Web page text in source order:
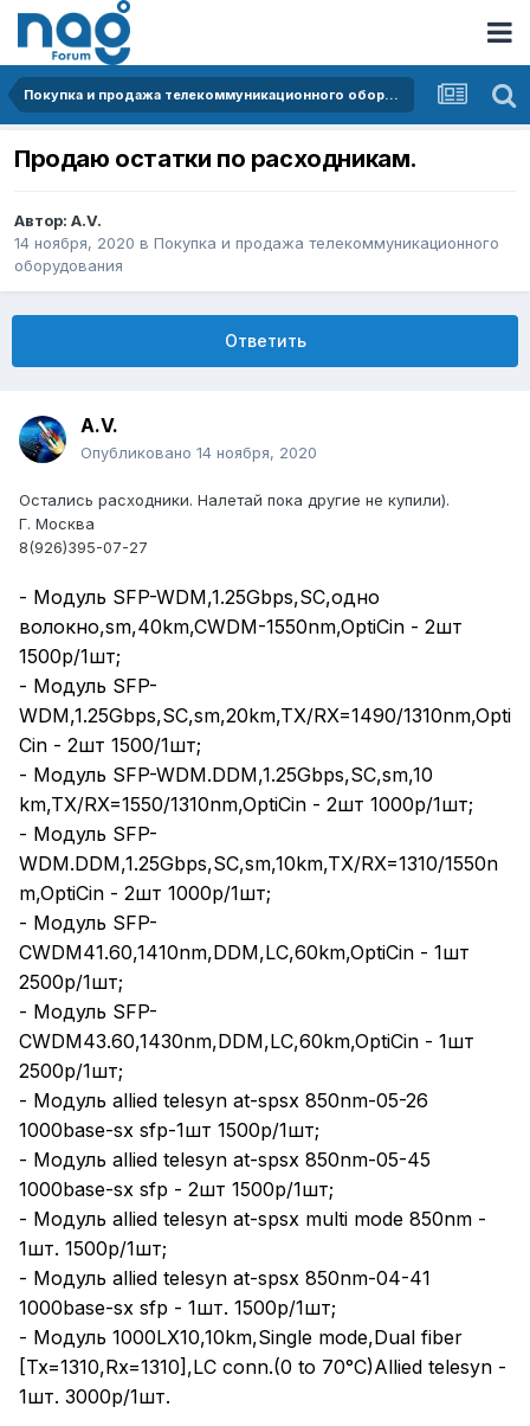
Покупка и продажа телекоммуникационного оборудования
Продаю остатки по расходникам.
Автор: A.V.
14 ноября, 2020 в Покупка и продажа телекоммуникационного
оборудования
Ответить
A.V.
Опубликовано 14 ноября, 2020
Остались расходники. Налетай пока другие не купили).
Г. Москва
8(926)395-07-27
- Модуль SFP-WDM,1.25Gbps,SC,одно
волокно,sm,40km,CWDM-1550nm,OptiCin - 2шт
1500р/1шт;
- Модуль SFP-
WDM,1.25Gbps,SC,sm,20km,TX/RX=1490/1310nm,Opti
Cin - 2шт 1500/1шт;
- Модуль SFP-WDM.DDM,1.25Gbps,SC,sm,10
km,TX/RX=1550/1310nm,OptiCin - 2шт 1000р/1шт;
- Модуль SFP-
WDM.DDM,1.25Gbps,SC,sm,10km,TX/RX=1310/1550n
m,OptiCin - 2шт 1000р/1шт;
- Модуль SFP-
CWDM41.60,1410nm,DDM,LC,60km,OptiCin - 1шт
2500р/1шт;
- Модуль SFP-
CWDM43.60,1430nm,DDM,LC,60km,OptiCin - 1шт
2500р/1шт;
- Модуль allied telesyn at-spsx 850nm-05-26
1000base-sx sfp-1шт 1500р/1шт;
- Модуль allied telesyn at-spsx 850nm-05-45
1000base-sx sfp - 2шт 1500р/1шт;
- Модуль allied telesyn at-spsx multi mode 850nm -
1шт. 1500р/1шт;
- Модуль allied telesyn at-spsx 850nm-04-41
1000base-sx sfp - 1шт. 1500р/1шт;
- Модуль 1000LX10,10km,Single mode,Dual fiber
[Tx=1310,Rx=1310],LC conn.(0 to 70°C)Allied telesyn -
1шт. 3000р/1шт.